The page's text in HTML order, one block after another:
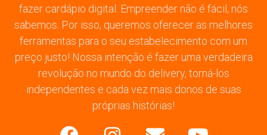
fazer cardápio digital. Empreender não é fácil, nós
sabemos. Por isso, queremos oferecer as melhores
ferramentas para o seu estabelecimento com um
preço justo! Nossa intenção é fazer uma verdadeira
revolução no mundo do delivery, torná-los
independentes e cada vez mais donos de suas
próprias histórias!